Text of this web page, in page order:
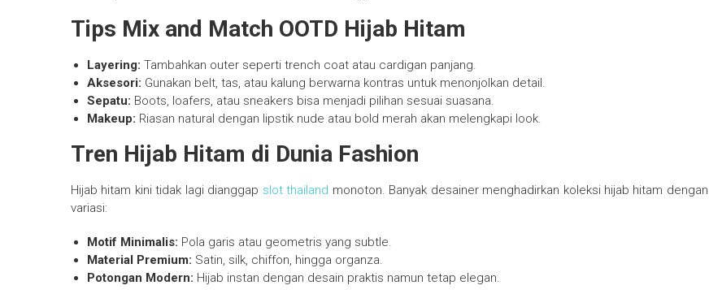
Tips Mix and Match OOTD Hijab Hitam
Layering: Tambahkan outer seperti trench coat atau cardigan panjang.
Aksesori: Gunakan belt, tas, atau kalung berwarna kontras untuk menonjolkan detail.
Sepatu: Boots, loafers, atau sneakers bisa menjadi pilihan sesuai suasana.
Makeup: Riasan natural dengan lipstik nude atau bold merah akan melengkapi look.
Tren Hijab Hitam di Dunia Fashion
Hijab hitam kini tidak lagi dianggap slot thailand monoton. Banyak desainer menghadirkan koleksi hijab hitam dengan
variasi:
Motif Minimalis: Pola garis atau geometris yang subtle.
Material Premium: Satin, silk, chiffon, hingga organza.
Potongan Modern: Hijab instan dengan desain praktis namun tetap elegan.